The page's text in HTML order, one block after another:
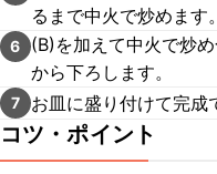
るまで中火で炒めます。
6
(B)を加えて中火で炒
から下ろします。
7 お皿に盛り付けて完成
コツ・ポイント